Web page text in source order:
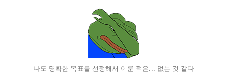
나도 명확한 목표를 선정해서 이룬 적은... 없는 것 같다